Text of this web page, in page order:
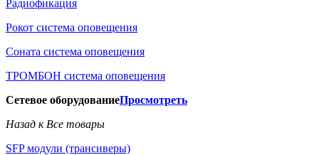
Радиофикация
Рокот система оповещения
Соната система оповещения
ТРОМБОН система оповещения
Сетевое оборудованиеПросмотреть
Назад к Все товары
SFP модули (трансиверы)